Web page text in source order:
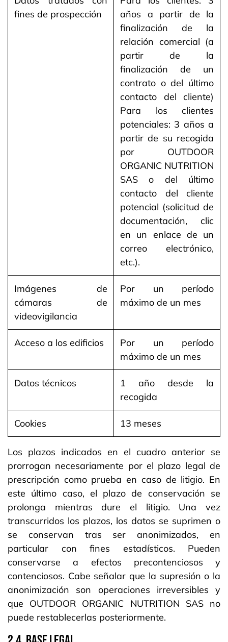
fines de prospección
años a partir de la
finalización de la
relación comercial (a
partir de la
finalización de un
contrato o del último
contacto del cliente)
Para los clientes
potenciales: 3 años a
partir de su recogida
por OUTDOOR
ORGANIC NUTRITION
SAS o del último
contacto del cliente
potencial (solicitud de
documentación, clic
en un enlace de un
correo electrónico,
etc.). ​
Imágenes de
cámaras de
videovigilancia
Por un período
máximo de un mes
Acceso a los edificios
Por un período
máximo de un mes
Datos técnicos
1 año desde la
recogida
Cookies 13 meses
Los plazos indicados en el cuadro anterior se
prorrogan necesariamente por el plazo legal de
prescripción como prueba en caso de litigio. En
este último caso, el plazo de conservación se
prolonga mientras dure el litigio. Una vez
transcurridos los plazos, los datos se suprimen o
se conservan tras ser anonimizados, en
particular con fines estadísticos. Pueden
conservarse a efectos precontenciosos y
contenciosos. Cabe señalar que la supresión o la
anonimización son operaciones irreversibles y
que OUTDOOR ORGANIC NUTRITION SAS no
puede restablecerlas posteriormente.